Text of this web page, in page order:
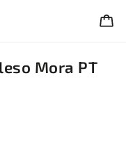
Mora PT